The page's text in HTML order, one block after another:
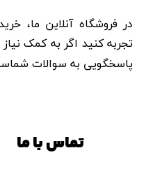
تماس با ما
در فروشگاه آنلاین ما،
تجربه کنید اگر به کمک
پاسخگویی به سوالات